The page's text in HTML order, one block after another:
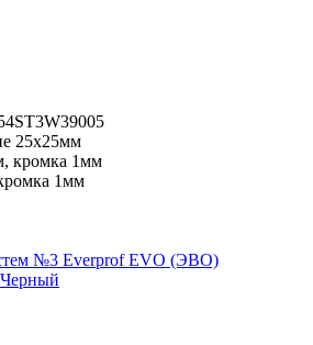
25х25мм
кромка 1мм
1мм
№3 Everprof EVO (ЭВО)